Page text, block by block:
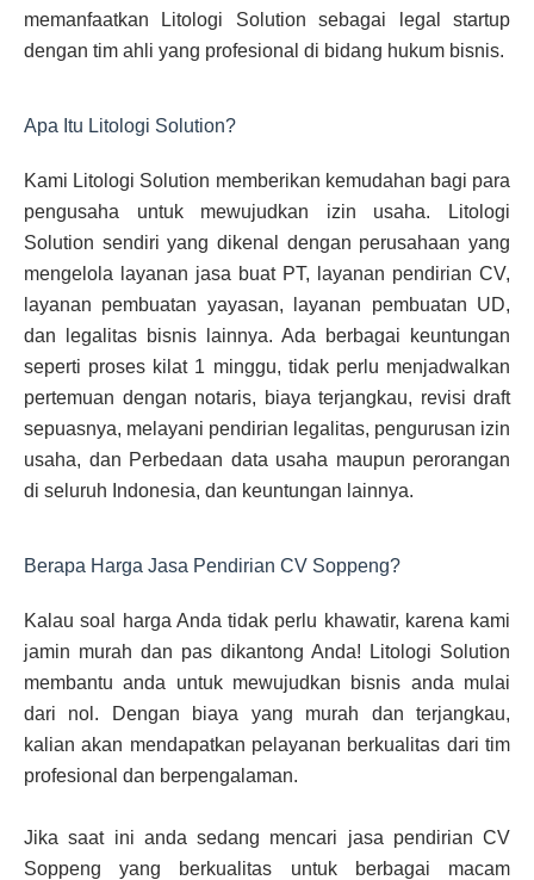
memanfaatkan Litologi Solution sebagai legal startup
dengan tim ahli yang profesional di bidang hukum bisnis.
Apa Itu Litologi Solution?
Kami Litologi Solution memberikan kemudahan bagi para
pengusaha untuk mewujudkan izin usaha. Litologi
Solution sendiri yang dikenal dengan perusahaan yang
mengelola layanan jasa buat PT, layanan pendirian CV,
layanan pembuatan yayasan, layanan pembuatan UD,
dan legalitas bisnis lainnya. Ada berbagai keuntungan
seperti proses kilat 1 minggu, tidak perlu menjadwalkan
pertemuan dengan notaris, biaya terjangkau, revisi draft
sepuasnya, melayani pendirian legalitas, pengurusan izin
usaha, dan Perbedaan data usaha maupun perorangan
di seluruh Indonesia, dan keuntungan lainnya.
Berapa Harga Jasa Pendirian CV Soppeng?
Kalau soal harga Anda tidak perlu khawatir, karena kami
jamin murah dan pas dikantong Anda! Litologi Solution
membantu anda untuk mewujudkan bisnis anda mulai
dari nol. Dengan biaya yang murah dan terjangkau,
kalian akan mendapatkan pelayanan berkualitas dari tim
profesional dan berpengalaman.
Jika saat ini anda sedang mencari jasa pendirian CV
Soppeng yang berkualitas untuk berbagai macam